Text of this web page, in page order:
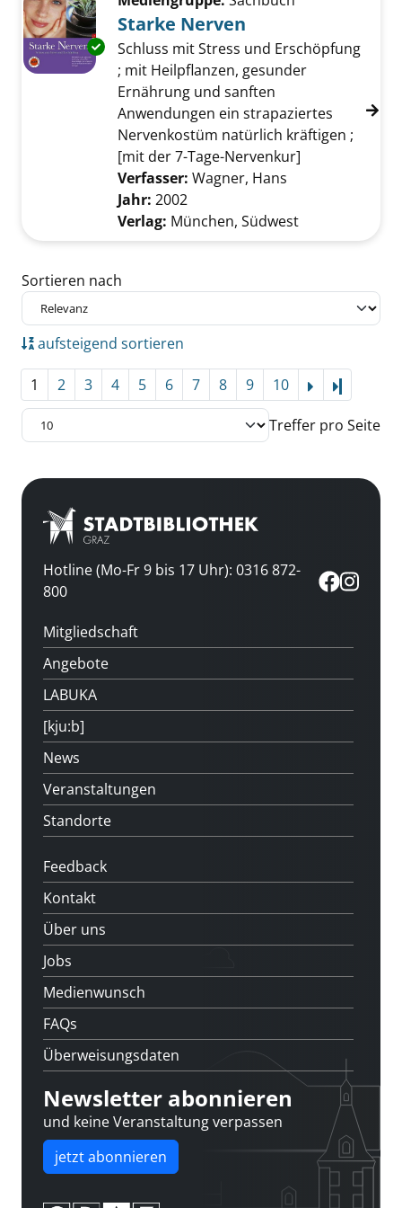
Exemplar-Details von Starke Nerven
Starke Nerven
Schluss mit Stress und Erschöpfung
; mit Heilpflanzen, gesunder
Ernährung und sanften
Anwendungen ein strapaziertes
Nervenkostüm natürlich kräftigen ;
[mit der 7-Tage-Nervenkur]
Verfasser: Wagner, Hans
Jahr: 2002
Verlag: München, Südwest
Zu den Suchfiltern springen
Sortieren nach
aufsteigend sortieren
1 2 3 4 5 6 7 8 9 10
Treffer pro Seite
Hotline (Mo-Fr 9 bis 17 Uhr): 0316 872-
800
Mitgliedschaft
Angebote
LABUKA
[kju:b]
News
Veranstaltungen
Standorte
Feedback
Kontakt
Über uns
Jobs
Medienwunsch
FAQs
Überweisungsdaten
Newsletter abonnieren
und keine Veranstaltung verpassen
jetzt abonnieren